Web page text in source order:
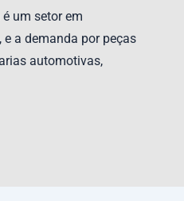
um setor em
a demanda por peças
automotivas,